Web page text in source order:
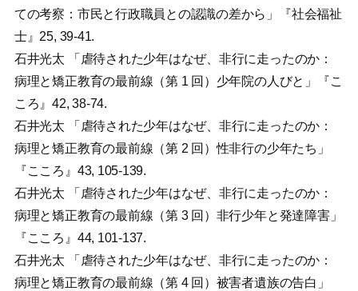
ての考察：市民と行政職員との認識の差から」『社会福祉
士』25, 39-41.
石井光太 「虐待された少年はなぜ、非行に走ったのか：
病理と矯正教育の最前線（第 1 回）少年院の人びと」『こ
ころ』42, 38-74.
石井光太 「虐待された少年はなぜ、非行に走ったのか：
病理と矯正教育の最前線（第 2 回）性非行の少年たち」
『こころ』43, 105-139.
石井光太 「虐待された少年はなぜ、非行に走ったのか：
病理と矯正教育の最前線（第 3 回）非行少年と発達障害」
『こころ』44, 101-137.
石井光太 「虐待された少年はなぜ、非行に走ったのか：
病理と矯正教育の最前線（第 4 回）被害者遺族の告白」